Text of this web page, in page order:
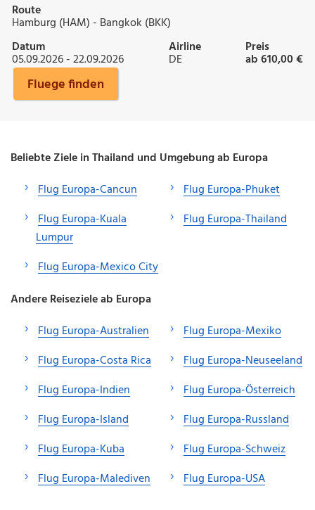
Route
Hamburg (HAM) - Bangkok (BKK)
Datum
05.09.2026 - 22.09.2026
Airline
DE
Preis
ab 610,00 €
Fluege finden
Beliebte Ziele in Thailand und Umgebung ab Europa
Flug Europa-Cancun
Flug Europa-Kuala
Lumpur
Flug Europa-Mexico City
Flug Europa-Phuket
Flug Europa-Thailand
Andere Reiseziele ab Europa
Flug Europa-Australien
Flug Europa-Costa Rica
Flug Europa-Indien
Flug Europa-Island
Flug Europa-Kuba
Flug Europa-Malediven
Flug Europa-Mexiko
Flug Europa-Neuseeland
Flug Europa-Österreich
Flug Europa-Russland
Flug Europa-Schweiz
Flug Europa-USA